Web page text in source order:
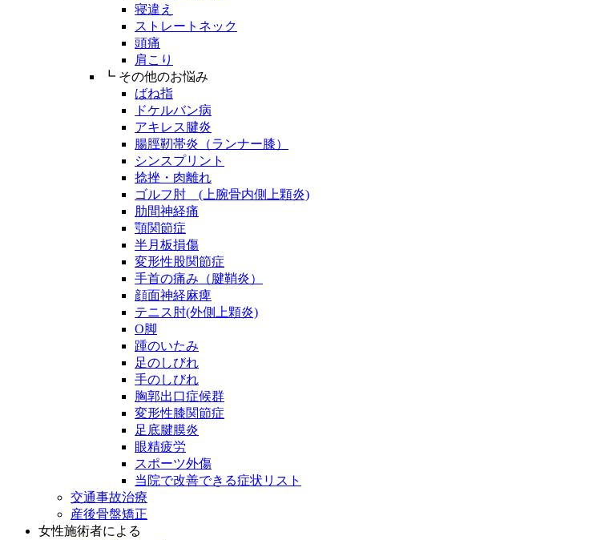
寝違え
ストレートネック
頭痛
肩こり
┗ その他のお悩み
ばね指
ドケルバン病
アキレス腱炎
腸脛靭帯炎（ランナー膝）
シンスプリント
捻挫・肉離れ
ゴルフ肘 (上腕骨内側上顆炎)
肋間神経痛
顎関節症
半月板損傷
変形性股関節症
手首の痛み（腱鞘炎）
顔面神経麻痺
テニス肘(外側上顆炎)
O脚
踵のいたみ
足のしびれ
手のしびれ
胸郭出口症候群
変形性膝関節症
足底腱膜炎
眼精疲労
スポーツ外傷
当院で改善できる症状リスト
交通事故治療
産後骨盤矯正
女性施術者による